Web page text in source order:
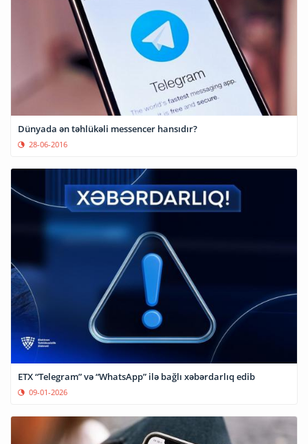
Dünyada ən təhlükəli messencer hansıdır?
28-06-2016
ETX “Telegram” və “WhatsApp” ilə bağlı xəbərdarlıq edib
09-01-2026